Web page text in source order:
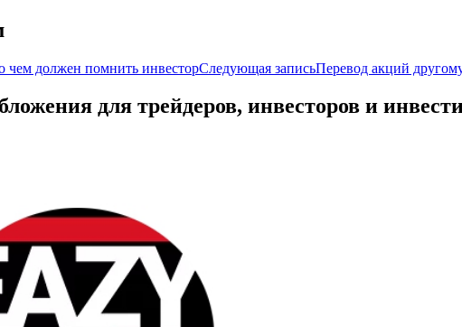
должен помнить инвесторСледующая записьПеревод акций
для трейдеров, инвесторов и